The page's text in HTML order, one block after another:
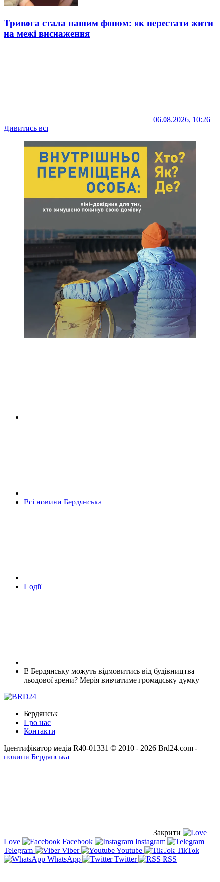
Тривога стала нашим фоном: як перестати жити
на межі виснаження
06.08.2026, 10:26
Дивитись всі
Всі новини Бердянська
Події
В Бердянську можуть відмовитись від будівництва
льодової арени? Мерія вивчатиме громадську думку
Бердянськ
Про нас
Контакти
Ідентифікатор медіа R40-01331 © 2010 - 2026 Brd24.com -
новини Бердянська
Закрити
Love
Facebook
Instagram
Telegram
Viber Youtube
TikTok
WhatsApp
Twitter RSS